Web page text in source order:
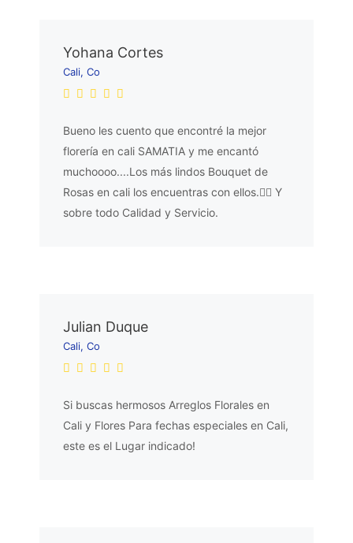
Yohana Cortes
Cali, Co
Bueno les cuento que encontré la mejor
florería en cali SAMATIA y me encantó
muchoooo....Los más lindos Bouquet de
Rosas en cali los encuentras con ellos.👌🏼 Y
sobre todo Calidad y Servicio.
Julian Duque
Cali, Co
Si buscas hermosos Arreglos Florales en
Cali y Flores Para fechas especiales en Cali,
este es el Lugar indicado!